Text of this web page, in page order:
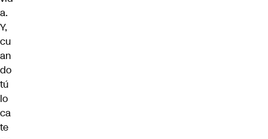
a.
Y,
cu
an
do
tú
lo
ca
te